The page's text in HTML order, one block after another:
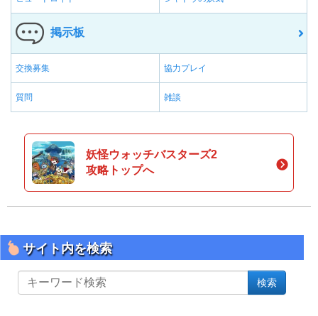
掲示板
交換募集 協力プレイ
質問 雑談
妖怪ウォッチバスターズ2
攻略トップへ
サイト内を検索
イ
検索